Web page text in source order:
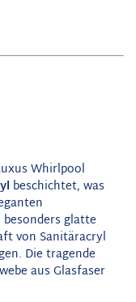
Whirlpool
beschichtet, was
glatte
von Sanitäracryl
Die tragende
aus Glasfaser